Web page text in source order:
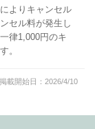
よりキャンセル
セル料が発生し
律1,000円のキ
。
掲載開始日：2026/4/10